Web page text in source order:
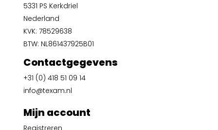
5331 PS Kerkdriel
Nederland
KVK: 78529638
BTW: NL861437925B01
Contactgegevens
+31 (0) 418 51 09 14
info@texam.nl
Mijn account